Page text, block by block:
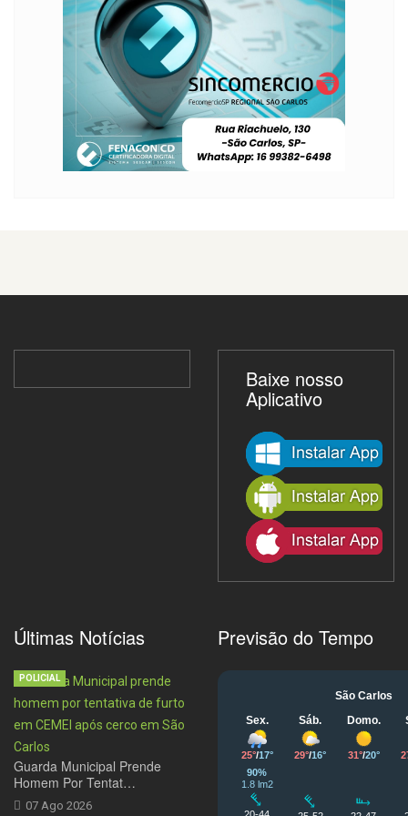
Baixe nosso
Aplicativo
Últimas Notícias
Guarda Municipal Prende
Homem Por Tentat…
07 Ago 2026
POLICIAL
Previsão do Tempo